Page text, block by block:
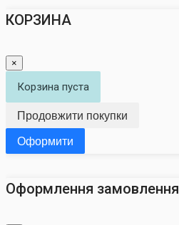
КОРЗИНА
×
Корзина пуста
Продовжити покупки
Оформити
Оформлення замовлення